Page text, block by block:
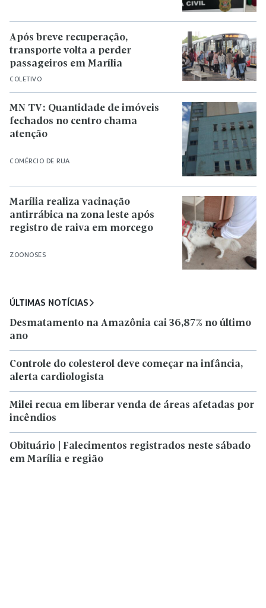
COLETIVO
Após breve recuperação,
transporte volta a perder
passageiros em Marília
COMÉRCIO DE RUA
MN TV: Quantidade de imóveis
fechados no centro chama
atenção
ZOONOSES
Marília realiza vacinação
antirrábica na zona leste após
registro de raiva em morcego
ÚLTIMAS NOTÍCIAS
Desmatamento na Amazônia cai 36,87% no último
ano
Controle do colesterol deve começar na infância,
alerta cardiologista
Milei recua em liberar venda de áreas afetadas por
incêndios
Obituário | Falecimentos registrados neste sábado
em Marília e região